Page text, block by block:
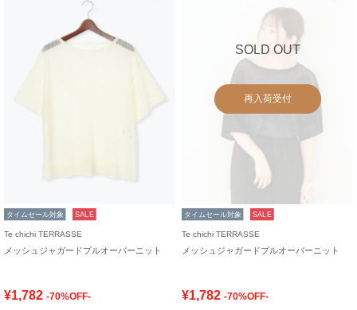
タイムセール対象 SALE
Te chichi TERRASSE
メッシュジャガードプルオーバーニット
¥1,782 -70%OFF-
SOLD OUT
再入荷受付
タイムセール対象 SALE
Te chichi TERRASSE
メッシュジャガードプルオーバーニット
¥1,782 -70%OFF-